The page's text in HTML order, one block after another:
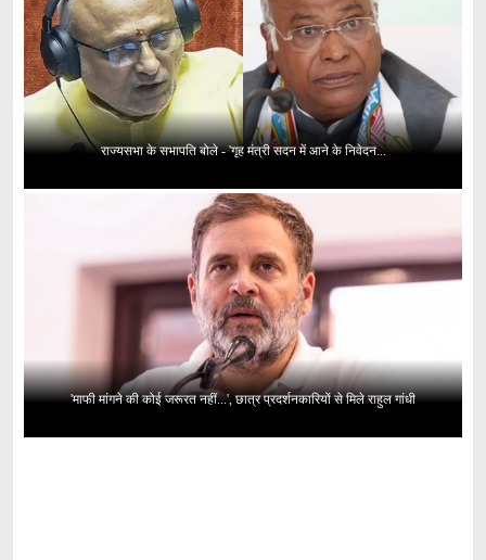
राज्यसभा के सभापति बोले - 'गृह मंत्री सदन में आने के निवेदन...
'माफी मांगने की कोई जरूरत नहीं...', छात्र प्रदर्शनकारियों से मिले राहुल गांधी